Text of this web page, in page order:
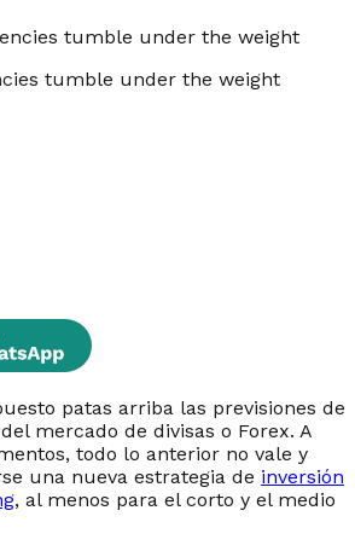
tumble under the weight
patas arriba las previsiones de
mercado de divisas o Forex. A
todo lo anterior no vale y
una nueva estrategia de inversión
, al menos para el corto y el medio